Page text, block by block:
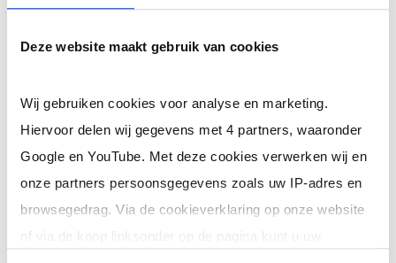
Deze website maakt gebruik van cookies
Wij gebruiken cookies voor analyse en marketing.
Hiervoor delen wij gegevens met 4 partners, waaronder
Google en YouTube. Met deze cookies verwerken wij en
onze partners persoonsgegevens zoals uw IP-adres en
browsegedrag. Via de cookieverklaring op onze website
of via de knop linksonder op de pagina kunt u uw
4 Stappen van het
casemanagement proces
casemanagement nader toegelicht.
1. Screening
De eerste stap in een case management proces
is bepalen of de zaak het proces überhaupt nodig
heeft. Dit voorkomt dat bedrijven onnodig werk